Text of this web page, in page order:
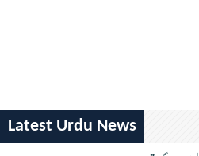
Latest Urdu News